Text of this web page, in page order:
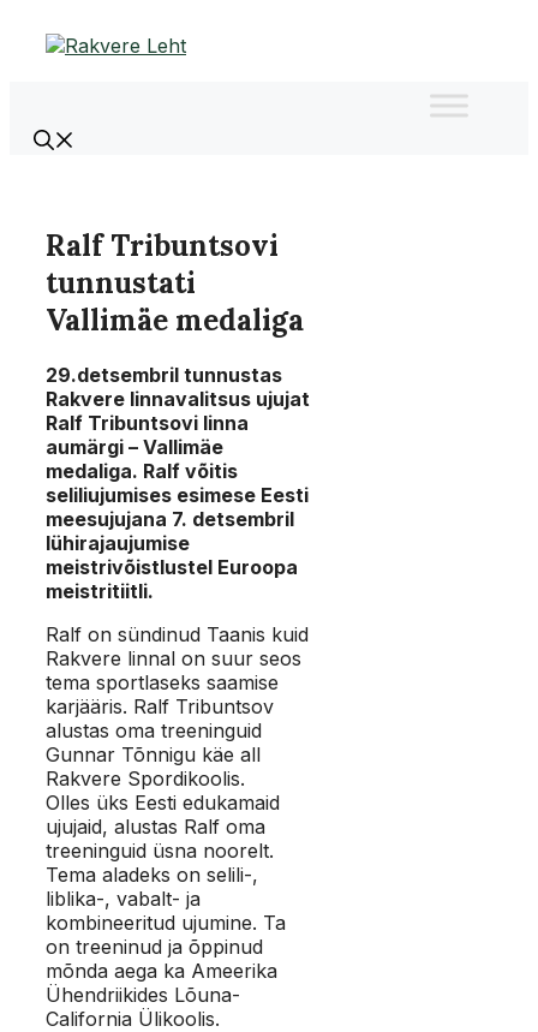
Ralf Tribuntsovi
tunnustati
Vallimäe medaliga
29.detsembril tunnustas
Rakvere linnavalitsus ujujat
Ralf Tribuntsovi linna
aumärgi – Vallimäe
medaliga. Ralf võitis
seliliujumises esimese Eesti
meesujujana 7. detsembril
lühirajaujumise
meistrivõistlustel Euroopa
meistritiitli.
Ralf on sündinud Taanis kuid
Rakvere linnal on suur seos
tema sportlaseks saamise
karjääris. Ralf Tribuntsov
alustas oma treeninguid
Gunnar Tõnnigu käe all
Rakvere Spordikoolis.
Olles üks Eesti edukamaid
ujujaid, alustas Ralf oma
treeninguid üsna noorelt.
Tema aladeks on selili-,
liblika-, vabalt- ja
kombineeritud ujumine. Ta
on treeninud ja õppinud
mõnda aega ka Ameerika
Ühendriikides Lõuna-
California Ülikoolis.